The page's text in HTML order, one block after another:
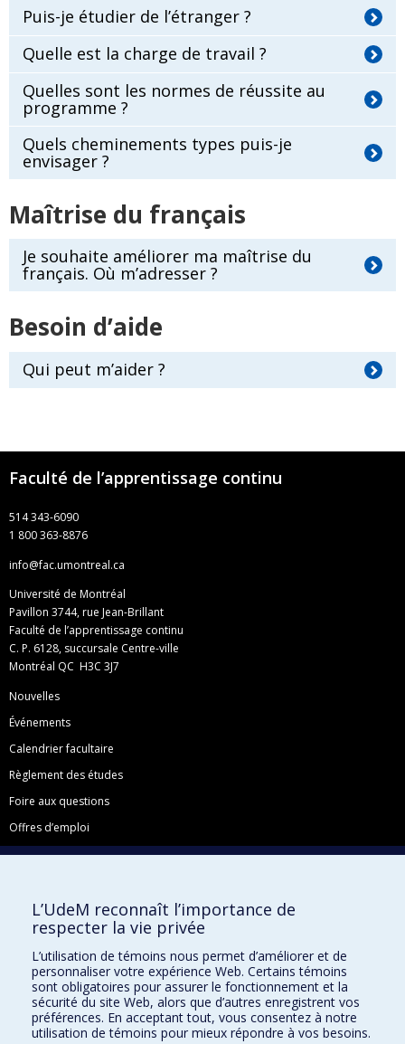
Puis-je étudier de l’étranger ?
Quelle est la charge de travail ?
Quelles sont les normes de réussite au
programme ?
Quels cheminements types puis-je
envisager ?
Maîtrise du français
Je souhaite améliorer ma maîtrise du
français. Où m’adresser ?
Besoin d’aide
Qui peut m’aider ?
Faculté de l’apprentissage continu
514 343-6090
1 800 363-8876
info@fac.umontreal.ca
Université de Montréal
Pavillon 3744, rue Jean-Brillant
Faculté de l’apprentissage continu
C. P. 6128, succursale Centre-ville
Montréal QC H3C 3J7
Nouvelles
Événements
Calendrier facultaire
Règlement des études
Foire aux questions
Offres d’emploi
Facebook
LinkedIn
YouTube
Toutes nos présences sociales
École de français
Centre de perfectionnement
L’UdeM reconnaît l’importance de
respecter la vie privée
L’utilisation de témoins nous permet d’améliorer et de
personnaliser votre expérience Web. Certains témoins
sont obligatoires pour assurer le fonctionnement et la
sécurité du site Web, alors que d’autres enregistrent vos
préférences. En acceptant tout, vous consentez à notre
utilisation de témoins pour mieux répondre à vos besoins.